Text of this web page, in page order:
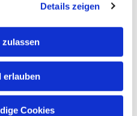
Details zeigen
erlauben
Cookies